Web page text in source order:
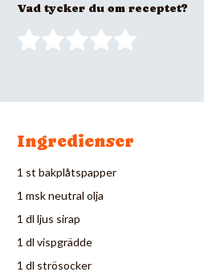
Vad tycker du om receptet?
Ingredienser
1 st bakplåtspapper
1 msk neutral olja
1 dl ljus sirap
1 dl vispgrädde
1 dl strösocker